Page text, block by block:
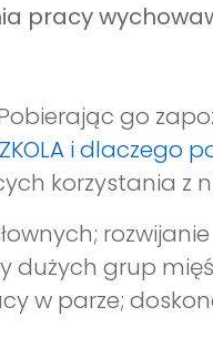
pracy
go
i dlaczego
korzystania z
rozwijanie
dużych grup
w parze;